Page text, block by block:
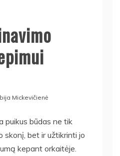
Mickevičienė
puikus būdas ne tik
skonį, bet ir užtikrinti jo
kepant orkaitėje.